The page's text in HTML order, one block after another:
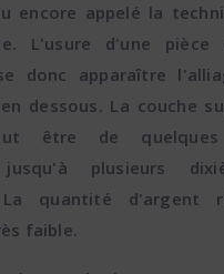
encore appelé la
L'usure d'une
donc apparaître
dessous. La couche
être de quelques
jusqu'à plusieurs
quantité d'argent
faible.